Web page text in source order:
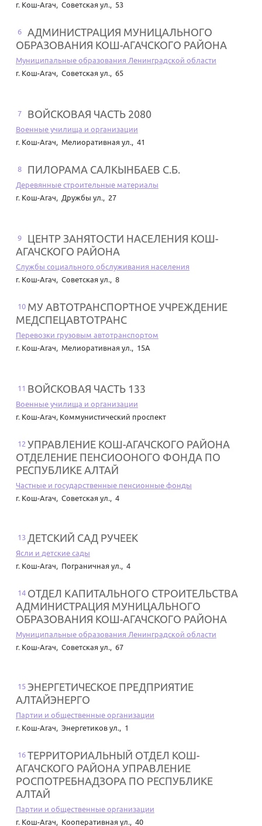
г. Кош-Агач, Советская ул., 53
6
АДМИНИСТРАЦИЯ МУНИЦАЛЬНОГО
ОБРАЗОВАНИЯ КОШ-АГАЧСКОГО РАЙОНА
Муниципальные образования Ленинградской области
г. Кош-Агач, Советская ул., 65
7 ВОЙСКОВАЯ ЧАСТЬ 2080
Военные училища и организации
г. Кош-Агач, Мелиоративная ул., 41
8 ПИЛОРАМА САЛКЫНБАЕВ С.Б.
Деревянные строительные материалы
г. Кош-Агач, Дружбы ул., 27
9
ЦЕНТР ЗАНЯТОСТИ НАСЕЛЕНИЯ КОШ-
АГАЧСКОГО РАЙОНА
Службы социального обслуживания населения
г. Кош-Агач, Советская ул., 8
10 МУ АВТОТРАНСПОРТНОЕ УЧРЕЖДЕНИЕ
МЕДСПЕЦАВТОТРАНС
Перевозки грузовым автотранспортом
г. Кош-Агач, Мелиоративная ул., 15А
11 ВОЙСКОВАЯ ЧАСТЬ 133
Военные училища и организации
г. Кош-Агач, Коммунистический проспект
12 УПРАВЛЕНИЕ КОШ-АГАЧСКОГО РАЙОНА
ОТДЕЛЕНИЕ ПЕНСИООНОГО ФОНДА ПО
РЕСПУБЛИКЕ АЛТАЙ
Частные и государственные пенсионные фонды
г. Кош-Агач, Советская ул., 4
13 ДЕТСКИЙ САД РУЧЕЕК
Ясли и детские сады
г. Кош-Агач, Пограничная ул., 4
14 ОТДЕЛ КАПИТАЛЬНОГО СТРОИТЕЛЬСТВА
АДМИНИСТРАЦИЯ МУНИЦАЛЬНОГО
ОБРАЗОВАНИЯ КОШ-АГАЧСКОГО РАЙОНА
Муниципальные образования Ленинградской области
г. Кош-Агач, Советская ул., 67
15 ЭНЕРГЕТИЧЕСКОЕ ПРЕДПРИЯТИЕ
АЛТАЙЭНЕРГО
Партии и общественные организации
г. Кош-Агач, Энергетиков ул., 1
16 ТЕРРИТОРИАЛЬНЫЙ ОТДЕЛ КОШ-
АГАЧСКОГО РАЙОНА УПРАВЛЕНИЕ
РОСПОТРЕБНАДЗОРА ПО РЕСПУБЛИКЕ
АЛТАЙ
Партии и общественные организации
г. Кош-Агач, Кооперативная ул., 40